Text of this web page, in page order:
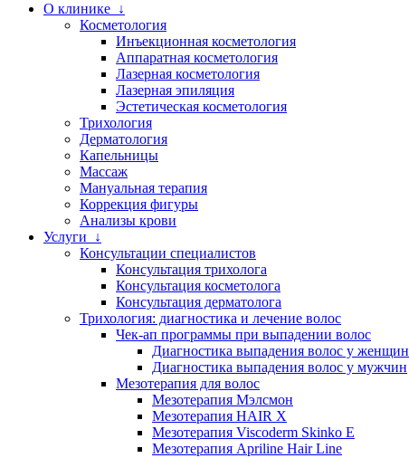
О клинике ↓
Косметология
Инъекционная косметология
Аппаратная косметология
Лазерная косметология
Лазерная эпиляция
Эстетическая косметология
Трихология
Дерматология
Капельницы
Массаж
Мануальная терапия
Коррекция фигуры
Анализы крови
Услуги ↓
Консультации специалистов
Консультация трихолога
Консультация косметолога
Консультация дерматолога
Трихология: диагностика и лечение волос
Чек-ап программы при выпадении волос
Диагностика выпадения волос у женщин
Диагностика выпадения волос у мужчин
Мезотерапия для волос
Мезотерапия Мэлсмон
Мезотерапия HAIR X
Мезотерапия Viscoderm Skinko E
Мезотерапия Apriline Hair Line